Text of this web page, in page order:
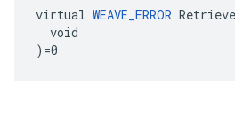
virtual WEAVE_ERROR
  void
)=0